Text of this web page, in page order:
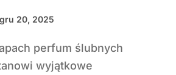
ślubnych
gru 20, 2025
wyjątkowe